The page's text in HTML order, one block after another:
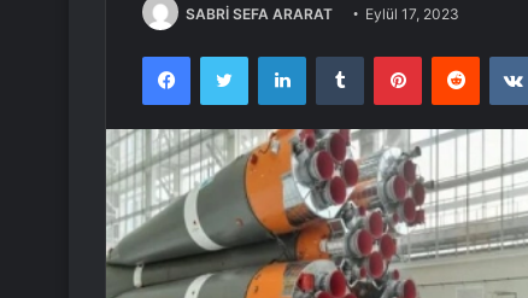
SABRİ SEFA ARARAT Eylül 17, 2023
FacebookTwitter LinkedInTumblr PinterestReddit